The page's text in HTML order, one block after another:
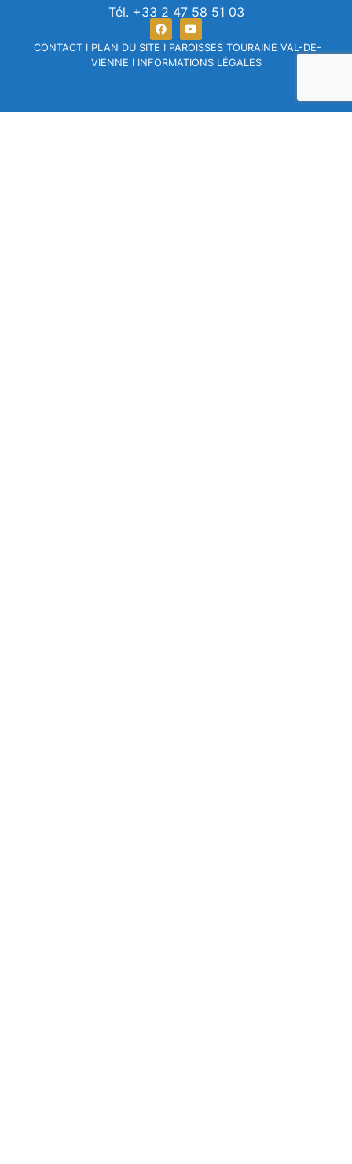
Tél. +33 2 47 58 51 03
CONTACT I PLAN DU SITE I PAROISSES TOURAINE VAL-DE-
VIENNE I INFORMATIONS LÉGALES